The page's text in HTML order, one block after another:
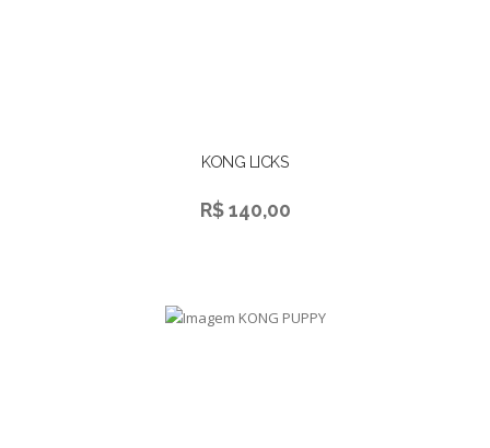
KONG LICKS
R$ 140,00